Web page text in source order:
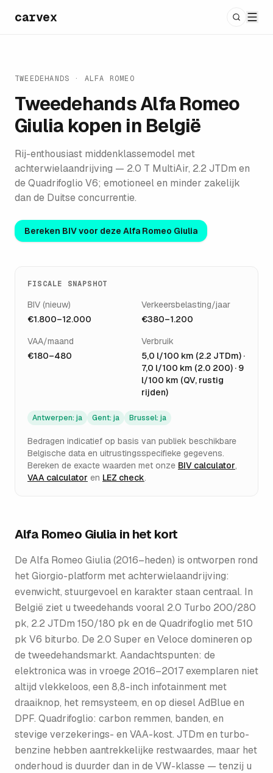
carvex
TWEEDEHANDS · ALFA ROMEO
TweedehandsAlfa Romeo
Giulia kopen in België
Rij-enthousiast middenklassemodel met
achterwielaandrijving — 2.0 T MultiAir, 2.2 JTDm en
de Quadrifoglio V6; emotioneel en minder zakelijk
dan de Duitse concurrentie.
Bereken BIV voor deze Alfa Romeo Giulia
FISCALE SNAPSHOT
BIV (nieuw)
€1.800–12.000
Verkeersbelasting/jaar
€380–1.200
VAA/maand
€180–480
Verbruik
5,0 l/100 km (2.2 JTDm) ·
7,0 l/100 km (2.0 200) · 9
l/100 km (QV, rustig
rijden)
Antwerpen: ja Gent: ja Brussel: ja
Bedragen indicatief op basis van publiek beschikbare
Belgische data en uitrustingsspecifieke gegevens.
Bereken de exacte waarden met onze BIV calculator,
VAA calculator en LEZ check.
Alfa Romeo Giulia in het kort
De Alfa Romeo Giulia (2016–heden) is ontworpen rond
het Giorgio-platform met achterwielaandrijving:
evenwicht, stuurgevoel en karakter staan centraal. In
België ziet u tweedehands vooral 2.0 Turbo 200/280
pk, 2.2 JTDm 150/180 pk en de Quadrifoglio met 510
pk V6 biturbo. De 2.0 Super en Veloce domineren op
de tweedehandsmarkt. Aandachtspunten: de
elektronica was in vroege 2016–2017 exemplaren niet
altijd vlekkeloos, een 8,8-inch infotainment met
draaiknop, het remsysteem, en op diesel AdBlue en
DPF. Quadrifoglio: carbon remmen, banden, en
stevige verzekerings- en VAA-kost. JTDm en turbo-
benzine hebben aantrekkelijke restwaardes, maar het
onderhoud is duurder dan in de VW-klasse — tenzij u